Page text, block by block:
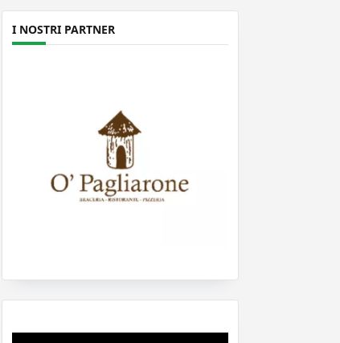
I NOSTRI PARTNER